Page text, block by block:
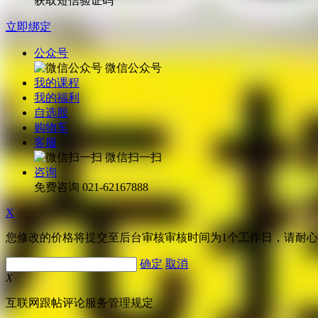
立即绑定
公众号
微信公众号
我的课程
我的福利
自选股
购物车
客服
微信扫一扫
咨询
免费咨询 021-62167888
X
您修改的价格将提交至后台审核审核时间为1个工作日，请耐
确定 取消
X
互联网跟帖评论服务管理规定